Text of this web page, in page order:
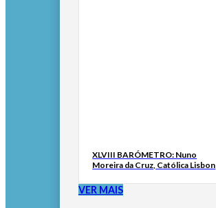
XLVIII BARÓMETRO: Nuno
Moreira da Cruz, Católica Lisbon
VER MAIS